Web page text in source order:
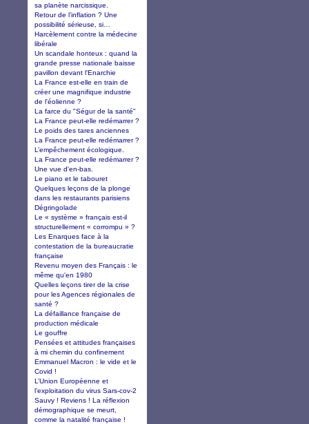
sa planète narcissique.
Retour de l’inflation ? Une
possibilité sérieuse, si…
Harcèlement contre la médecine
libérale
Un scandale honteux : quand la
grande presse nationale baisse
pavillon devant l'Enarchie
La France est-elle en train de
créer une magnifique industrie
de l'éolienne ?
La farce du "Ségur de la santé"
La France peut-elle redémarrer ?
Le poids des tares anciennes
La France peut-elle redémarrer ?
L’empêchement écologique.
La France peut-elle redémarrer ?
Une vue d'en-bas.
Le piano et le tabouret
Quelques leçons de la plonge
dans les restaurants parisiens
Dégringolade
Le « système » français est-il
structurellement « corrompu » ?
Les Enarques face à la
contestation de la bureaucratie
française
Revenu moyen des Français : le
même qu'en 1980
Quelles leçons tirer de la crise
pour les Agences régionales de
santé ?
La défaillance française de
production médicale
Le gouffre
Pensées et attitudes françaises
à mi chemin du confinement
Emmanuel Macron : le vide et le
Covid !
L’Union Européenne et
l’exploitation du virus Sars-cov-2
Sauvy ! Reviens ! La réflexion
démographique se meurt,
comme la natalité française !